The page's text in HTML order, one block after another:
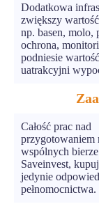
Dodatkowa
zwiększy
np. basen, molo,
ochrona,
podniesie
uatrakcyjni
Całość prac nad
przygotowaniem
wspólnych
Saveinvest,
jedynie
pełnomocnictwa.